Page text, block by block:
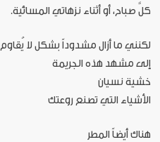
كلَّ صباح، أو أثناء نزهاتي المسائية.
لكنني ما أزال مشدوداً بشكل لا يُقاوم
إلى مشهد هذه الجريمة
خشية نسيان
الأشياء التي تصنع روعتك
هناك أيضاً المطر